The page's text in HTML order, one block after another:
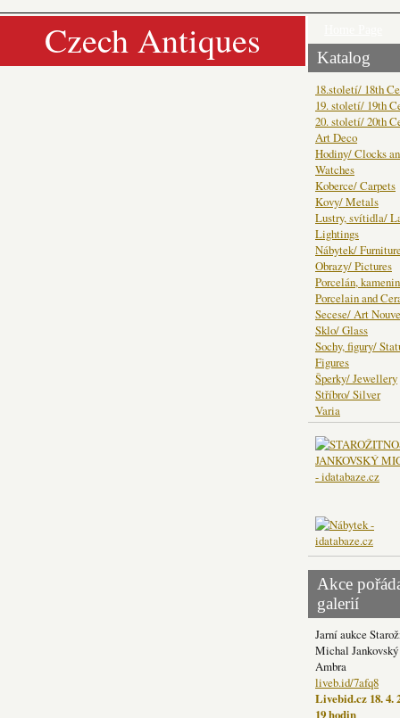
Czech Antiques Katalog
18.století/ 18th
19. století/ 19th
20. století/ 20th
Art Deco
Hodiny/ Clocks
Watches
Koberce/ Carpets
Kovy/ Metals
Lustry, svítidla/
Lightings
Nábytek/
Obrazy/ Pictures
Porcelán,
Porcelain and
Secese/ Art
Sklo/ Glass
Sochy, figury/
Figures
Šperky/ Jewellery
Stříbro/ Silver
Varia
Akce
galerií
Jarní aukce
Michal
Ambra
liveb.id/7afq8
Livebid.cz 18. 4.
19 hodin